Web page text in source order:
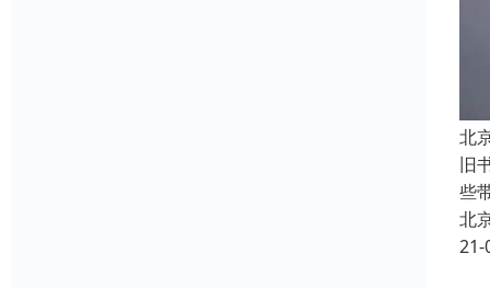
北
旧
些
北
21-